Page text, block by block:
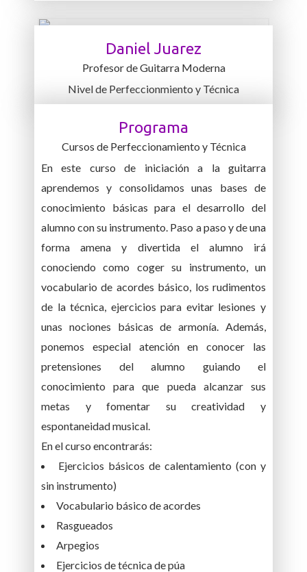
Daniel Juarez
Profesor de Guitarra Moderna
Nivel de Perfeccionmiento y Técnica
Programa
Cursos de Perfeccionamiento y Técnica
En este curso de iniciación a la guitarra
aprendemos y consolidamos unas bases de
conocimiento básicas para el desarrollo del
alumno con su instrumento. Paso a paso y de una
forma amena y divertida el alumno irá
conociendo como coger su instrumento, un
vocabulario de acordes básico, los rudimentos
de la técnica, ejercicios para evitar lesiones y
unas nociones básicas de armonía. Además,
ponemos especial atención en conocer las
pretensiones del alumno guiando el
conocimiento para que pueda alcanzar sus
metas y fomentar su creatividad y
espontaneidad musical.
En el curso encontrarás:
Ejercicios básicos de calentamiento (con y
sin instrumento)
Vocabulario básico de acordes
Rasgueados
Arpegios
Ejercicios de técnica de púa